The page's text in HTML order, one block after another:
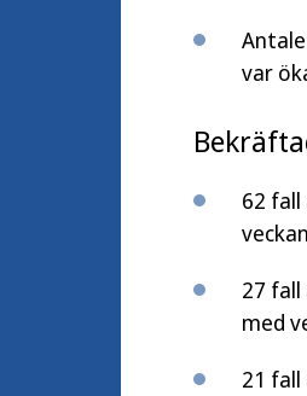
var
62
27
med
21 fall